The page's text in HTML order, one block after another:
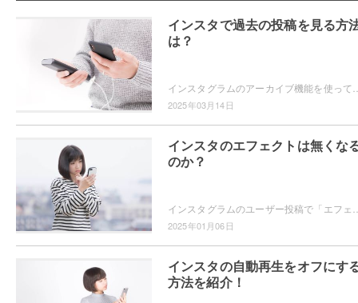
インスタで過去の投稿を見る方
は？
2025年03月14日
インスタのエフェクトは無くな
のか？
2025年01月06日
インスタの自動再生をオフにす
方法を紹介！